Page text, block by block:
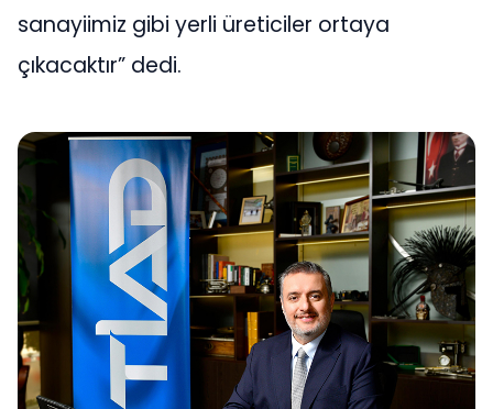
sanayiimiz gibi yerli üreticiler ortaya
çıkacaktır” dedi.